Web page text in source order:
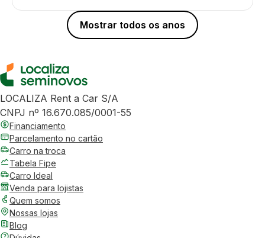
Mostrar todos os anos
LOCALIZA Rent a Car S/A
CNPJ nº 16.670.085/0001-55
Financiamento
Parcelamento no cartão
Carro na troca
Tabela Fipe
Carro Ideal
Venda para lojistas
Quem somos
Nossas lojas
Blog